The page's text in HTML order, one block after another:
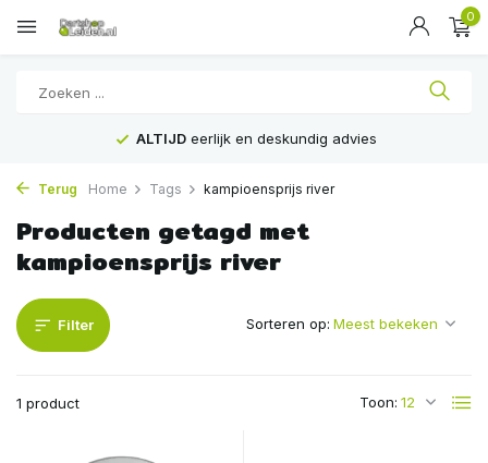
0
ALTIJD eerlijk en deskundig advies
Terug Home Tags kampioensprijs river
Producten getagd met
kampioensprijs river
Filter
1 product Toon:
Sorteren op: